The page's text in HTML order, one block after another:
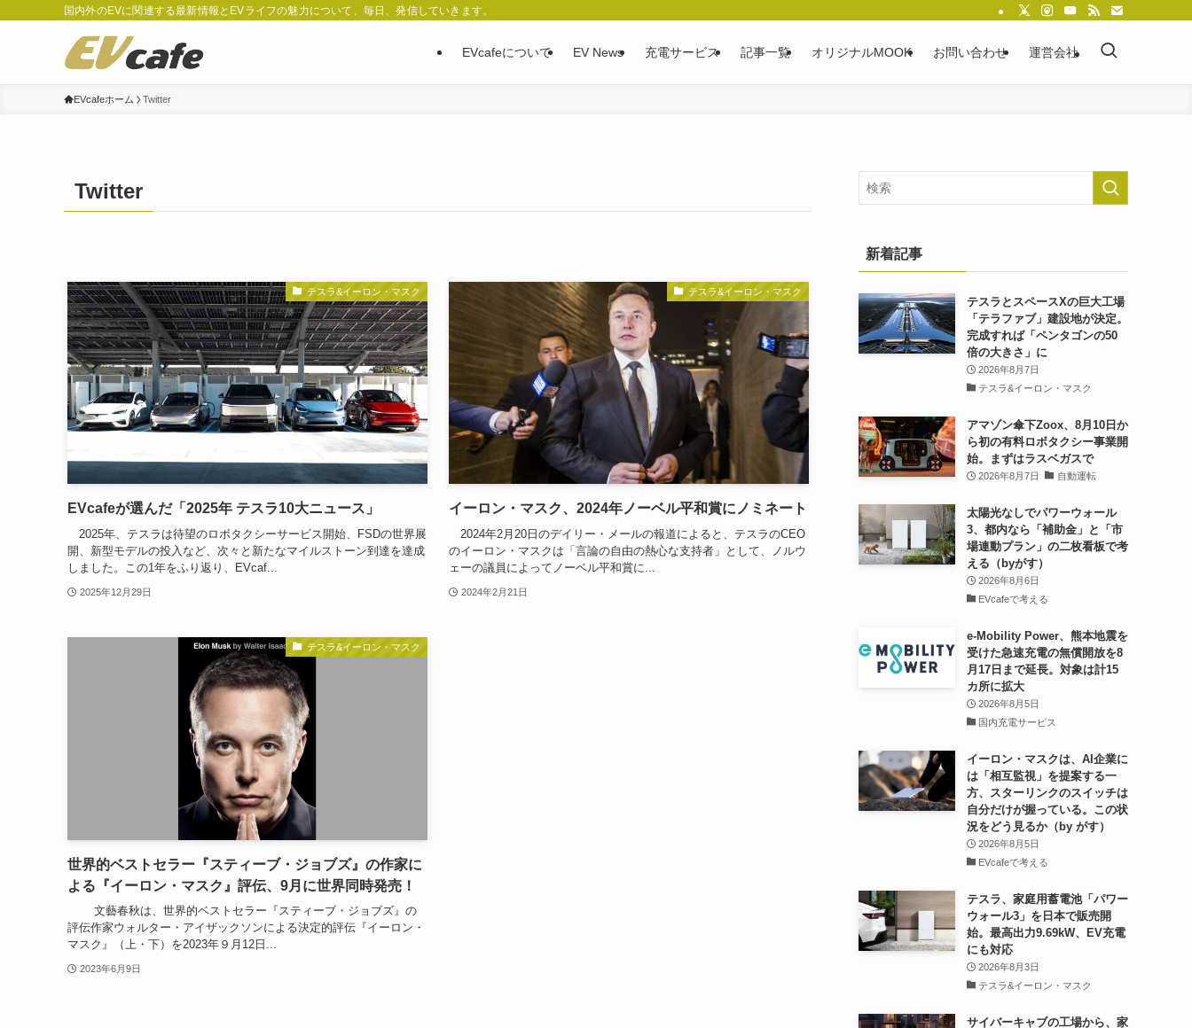
国内外のEVに関連する最新情報とEVライフの魅力について、毎日、発信していきます。
EVcafeについて EV News 充電サービス 記事一覧 オリジナルMOOK お問い合わせ 運営会社
EVcafeホーム Twitter
Twitter
テスラ&イーロン・マスク
EVcafeが選んだ「2025年 テスラ10大ニュース」
2025年、テスラは待望のロボタクシーサービス開始、FSDの世界展
開、新型モデルの投入など、次々と新たなマイルストーン到達を達成
しました。この1年をふり返り、EVcaf...
2025年12月29日
テスラ&イーロン・マスク
イーロン・マスク、2024年ノーベル平和賞にノミネート
2024年2月20日のデイリー・メールの報道によると、テスラのCEO
のイーロン・マスクは「言論の自由の熱心な支持者」として、ノルウ
ェーの議員によってノーベル平和賞に...
2024年2月21日
テスラ&イーロン・マスク
世界的ベストセラー『スティーブ・ジョブズ』の作家に
よる『イーロン・マスク』評伝、9月に世界同時発売！
文藝春秋は、世界的ベストセラー『スティーブ・ジョブズ』の
評伝作家ウォルター・アイザックソンによる決定的評伝『イーロン・
マスク』（上・下）を2023年９月12日...
2023年6月9日
新着記事
テスラとスペースXの巨大工場
「テラファブ」建設地が決定。
完成すれば「ペンタゴンの50
倍の大きさ」に
2026年8月7日
テスラ&イーロン・マスク
アマゾン傘下Zoox、8月10日か
ら初の有料ロボタクシー事業開
始。まずはラスベガスで
2026年8月7日 自動運転
太陽光なしでパワーウォール
3、都内なら「補助金」と「市
場連動プラン」の二枚看板で考
える（byがす）
2026年8月6日
EVcafeで考える
e-Mobility Power、熊本地震を
受けた急速充電の無償開放を8
月17日まで延長。対象は計15
カ所に拡大
2026年8月5日
国内充電サービス
イーロン・マスクは、AI企業に
は「相互監視」を提案する一
方、スターリンクのスイッチは
自分だけが握っている。この状
況をどう見るか（by がす）
2026年8月5日
EVcafeで考える
テスラ、家庭用蓄電池「パワー
ウォール3」を日本で販売開
始。最高出力9.69kW、EV充電
にも対応
2026年8月3日
テスラ&イーロン・マスク
サイバーキャブの工場から、家